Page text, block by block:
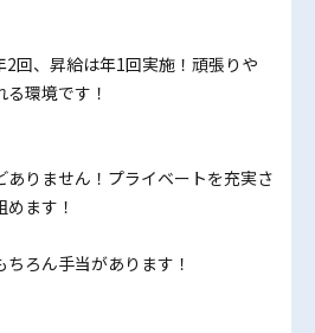
回、昇給は年1回実施！頑張りや
環境です！
ありません！プライベートを充実さ
ます！
ろん手当があります！